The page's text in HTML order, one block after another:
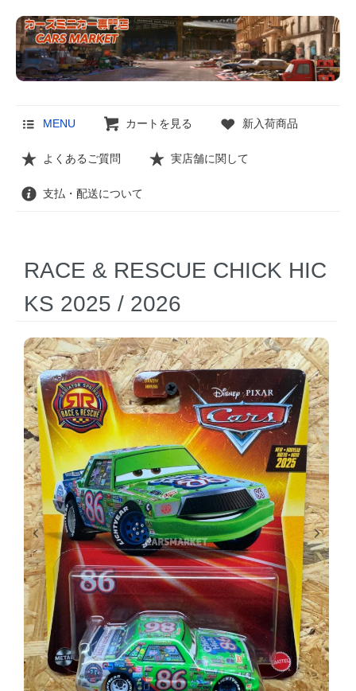
MENU カートを見る 新入荷商品
よくあるご質問 実店舗に関して
支払・配送について
RACE & RESCUE CHICK HIC
KS 2025 / 2026